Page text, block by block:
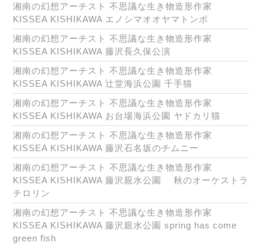
湘南の幻想アーチスト 不思議な生き物造形作家
KISSEA KISHIKAWA エノシマオオヤマトンボ
湘南の幻想アーチスト 不思議な生き物造形作家
KISSEA KISHIKAWA 藤沢長久保公演
湘南の幻想アーチスト 不思議な生き物造形作家
KISSEA KISHIKAWA 辻堂海浜公園 千手猫
湘南の幻想アーチスト 不思議な生き物造形作家
KISSEA KISHIKAWA お台場海浜公園 ヤドカリ猫
湘南の幻想アーチスト 不思議な生き物造形作家
KISSEA KISHIKAWA 藤沢石名坂のチムニー
湘南の幻想アーチスト 不思議な生き物造形作家
KISSEA KISHIKAWA 藤沢親水公園 秋のオーケストラ
チロリン
湘南の幻想アーチスト 不思議な生き物造形作家
KISSEA KISHIKAWA 藤沢親水公園 spring has come
green fish